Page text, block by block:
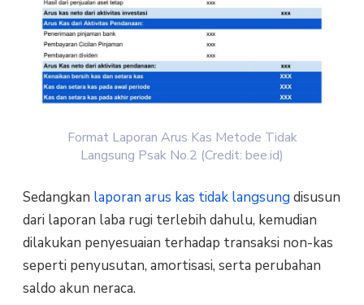
Format Laporan Arus Kas Metode Tidak
Langsung Psak No.2 (Credit: bee.id)
Sedangkan laporan arus kas tidak langsung disusun
dari laporan laba rugi terlebih dahulu, kemudian
dilakukan penyesuaian terhadap transaksi non-kas
seperti penyusutan, amortisasi, serta perubahan
saldo akun neraca.